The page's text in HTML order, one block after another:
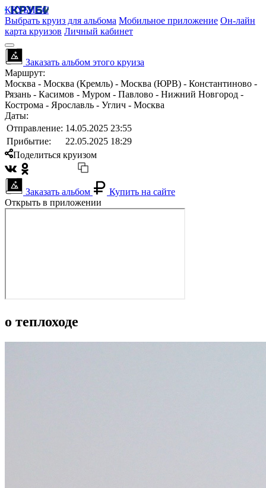
КРУБИСС
Выбрать круиз для альбома Мобильное приложение Он-лайн
карта круизов Личный кабинет
Заказать альбом этого круиза
Маршрут:
Москва - Москва (Кремль) - Москва (ЮРВ) - Константиново -
Рязань - Касимов - Муром - Павлово - Нижний Новгород -
Кострома - Ярославль - Углич - Москва
Даты:
Отправление: 14.05.2025 23:55
Прибытие:
22.05.2025 18:29
Поделиться круизом
Заказать альбом
Купить на сайте
Открыть в приложении
о теплоходе